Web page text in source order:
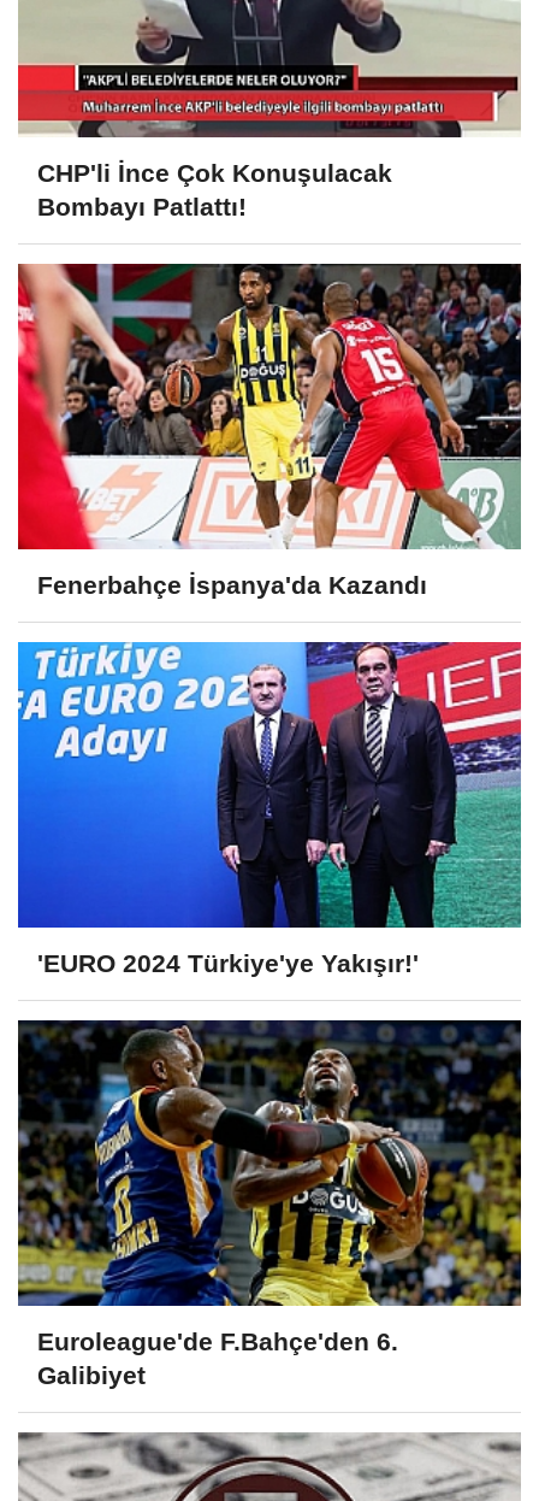
CHP'li İnce Çok Konuşulacak
Bombayı Patlattı!
Fenerbahçe İspanya'da Kazandı
'EURO 2024 Türkiye'ye Yakışır!'
Euroleague'de F.Bahçe'den 6.
Galibiyet